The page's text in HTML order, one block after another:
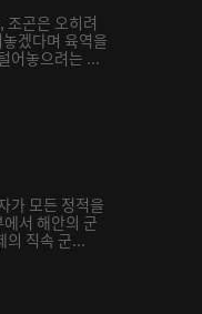
조곤은 오히려
겠다며 육역을
어놓으려는 ...
가 모든 정적을
서 해안의 군
의 직속 군...